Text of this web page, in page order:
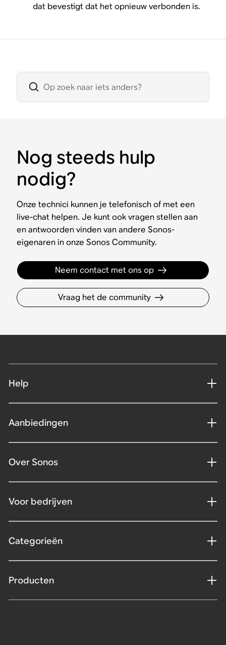
dat bevestigt dat het opnieuw verbonden is.
Nog steeds hulp
nodig?
Onze technici kunnen je telefonisch of met een
live-chat helpen. Je kunt ook vragen stellen aan
en antwoorden vinden van andere Sonos-
eigenaren in onze Sonos Community.
Neem contact met ons op
Vraag het de community
Help
Aanbiedingen
Over Sonos
Voor bedrijven
Categorieën
Producten